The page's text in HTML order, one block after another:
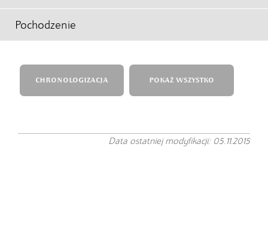
Pochodzenie
CHRONOLOGIZACJA POKAŻ WSZYSTKO
Data ostatniej modyfikacji: 05.11.2015